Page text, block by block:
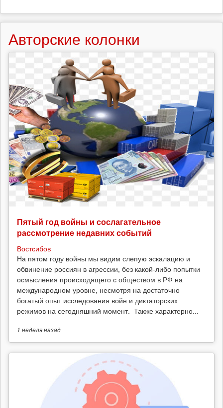
Авторские колонки
Пятый год войны и сослагательное
рассмотрение недавних событий
Востсибов
На пятом году войны мы видим слепую эскалацию и
обвинение россиян в агрессии, без какой-либо попытки
осмысления происходящего с обществом в РФ на
международном уровне, несмотря на достаточно
богатый опыт исследования войн и диктаторских
режимов на сегодняшний момент. Также характерно...
1 неделяназад